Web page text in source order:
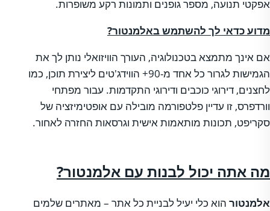
אפקטי תנועה, מספר גופנים ותמונות רקע משופרות.
מדוע כדאי לך להשתמש באלמנטור?
אם אינך מתמצא בטכנולוגיה, העורך הוויזואלי נותן לך את
הגמישות לגרור כל אחד מ-90+ הווידג'טים ליצירת תוכן, כמו
לחצנים, דירוגי כוכבים ודירוגי התקדמות. עבור מפתחי
וורדפרס, זו עדיין פלטפורמה מובילה עם אופטימיזציה של
סקריפט, תכונות מותאמות אישית וגרסאות החזרה לאחור.
מה אתה יכול לבנות עם אלמנטור?
אלמנטור הוא כלי יעיל לבניית כל אתר – מאתרים שלמים